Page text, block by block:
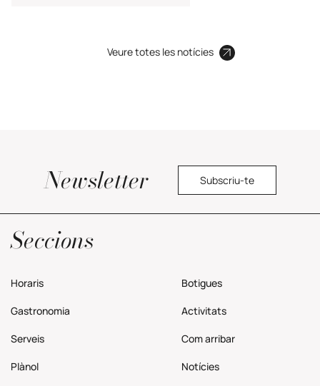
Veure totes les notícies
Newsletter Subscriu-te
Seccions
Horaris Botigues
Gastronomia Activitats
Serveis Comarribar
Plànol Notícies